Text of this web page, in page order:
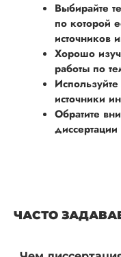
Выбирайте
по которой
источников
Хорошо
работы по
источники
Обратите
ЧАСТО